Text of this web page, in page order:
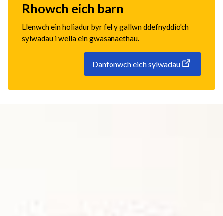
Rhowch eich barn
Llenwch ein holiadur byr fel y gallwn ddefnyddio'ch
sylwadau i wella ein gwasanaethau.
Danfonwch eich sylwadau